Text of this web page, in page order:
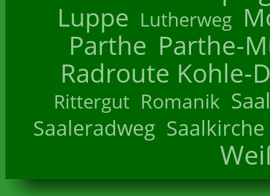
Luppe Lutherweg
Parthe Parthe-
Radroute Kohle-
Rittergut Romanik
Saaleradweg Saalkirche